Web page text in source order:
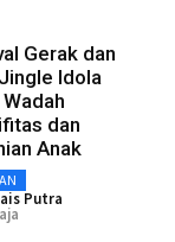
Gerak dan
Idola
dan
Anak
Putra